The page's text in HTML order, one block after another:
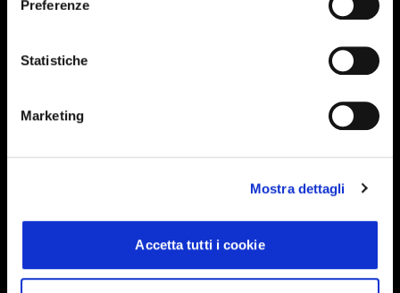
Preferenze
Statistiche
Marketing
Mostra dettagli
Accetta tutti i cookie
can cancel your subscription at any time
Ho letto e approvo Privacy Policy